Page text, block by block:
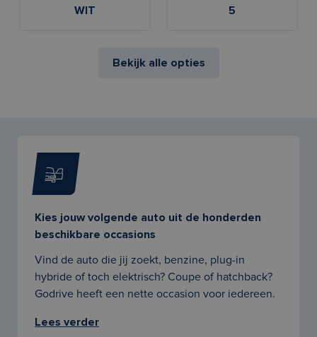
WIT
5
Bekijk alle opties
Kies jouw volgende auto uit de honderden
beschikbare occasions
Vind de auto die jij zoekt, benzine, plug-in
hybride of toch elektrisch? Coupe of hatchback?
Godrive heeft een nette occasion voor iedereen.
Lees verder